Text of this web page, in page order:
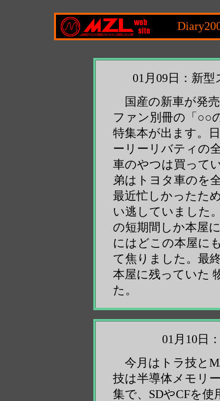
01月09日：新
国産の新車が発
ファン別冊の「○○
特集本が出ます。
ーリーリバティの
車のやつは買って
弟はトヨタ車のを
最近忙しかったた
い逃していました
の短期間しか本屋
にはどこの本屋に
て焦りました。最
本屋に残っていた
た。
01月10日
今月はトラ技と
技は半導体メモリ
集で、SDやCFを